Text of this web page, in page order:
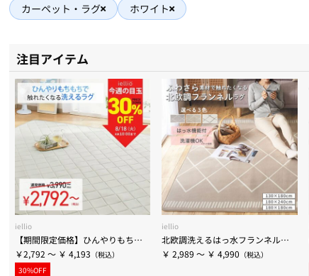
カーペット・ラグ ホワイト
注目アイテム
iellio
【期間限定価格】ひんやりもちもちで触れたくなる 洗えるラグ＜低反発・滑りにくい・接触冷感・防ダニ・カーペット＞
￥2,792 ～ ￥ 4,193
30%OFF
iellio
北欧調洗えるはっ水フランネルラグ＜ロングシーズン・床暖対応・洗濯可能・ウォッシャブル・おしゃれ・はっ水＞
￥ 2,989 ～ ￥ 4,990